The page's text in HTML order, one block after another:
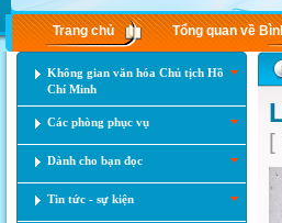
Trang chủ Tổng quan về
Không gian văn hóa Chủ tịch Hồ
Chí Minh
Các phòng phục vụ
Dành cho bạn đọc
Tin tức - sự kiện
[